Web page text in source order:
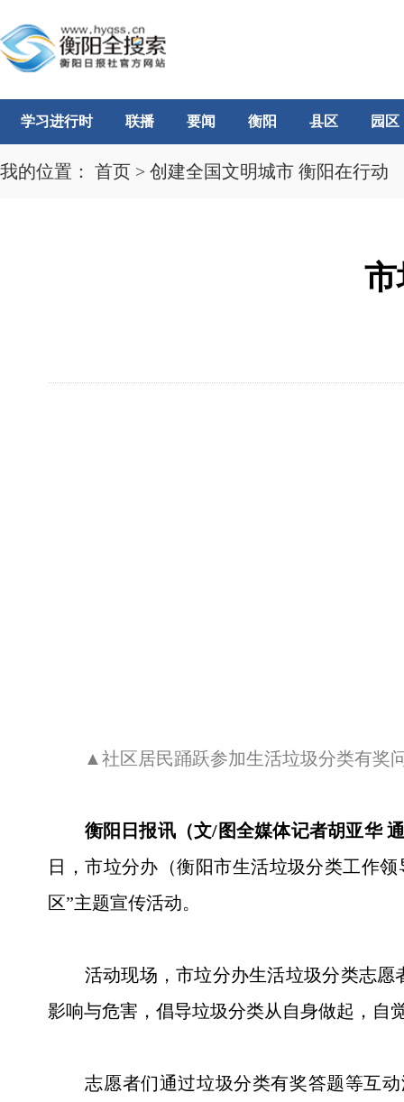
学习进行时 联播 要闻 衡阳 县区 园区
我的位置： 首页 > 创建全国文明城市 衡阳在行动
市
▲社区居民踊跃参加生活垃圾分类有奖
衡阳日报讯（文/图全媒体记者胡亚华
日，市垃分办（衡阳市生活垃圾分类工作
区”主题宣传活动。
活动现场，市垃分办生活垃圾分类志愿
影响与危害，倡导垃圾分类从自身做起，自
志愿者们通过垃圾分类有奖答题等互动